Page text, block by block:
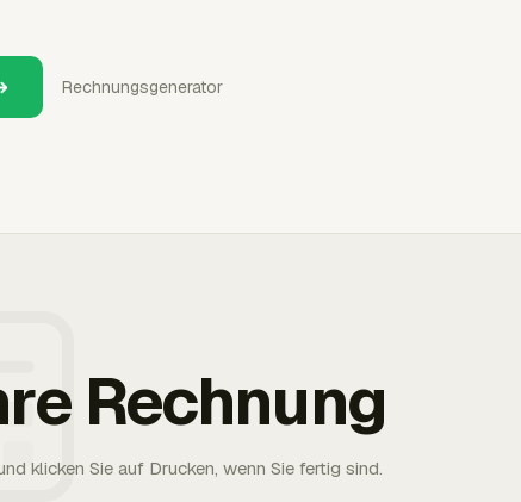
Rechnungsgenerator
Rechnung
klicken Sie auf Drucken, wenn Sie fertig sind.